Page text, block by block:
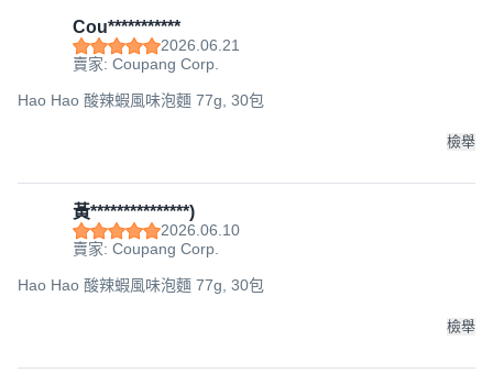
Cou***********
2026.06.21
賣家: Coupang Corp.
Hao Hao 酸辣蝦風味泡麵 77g, 30包
檢舉
黃***************)
2026.06.10
賣家: Coupang Corp.
Hao Hao 酸辣蝦風味泡麵 77g, 30包
檢舉